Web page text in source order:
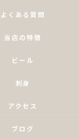
よくある質問
当店の特徴
ビール
刺身
アクセス
ブログ